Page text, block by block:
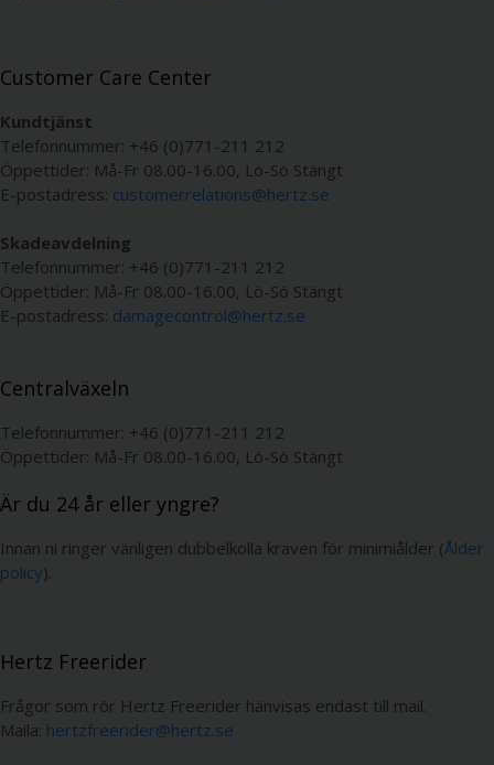
Customer Care Center
Kundtjänst
Telefonnummer: +46 (0)771-211 212
Öppettider: Må-Fr 08.00-16.00, Lö-Sö Stängt
E-postadress: customerrelations@hertz.se
Skadeavdelning
Telefonnummer: +46 (0)771-211 212
Öppettider: Må-Fr 08.00-16.00, Lö-Sö Stängt
E-postadress: damagecontrol@hertz.se
Centralväxeln
Telefonnummer: +46 (0)771-211 212
Öppettider: Må-Fr 08.00-16.00, Lö-Sö Stängt
Är du 24 år eller yngre?
Innan ni ringer vänligen dubbelkolla kraven för minimiålder (Ålder
policy).
Hertz Freerider
Frågor som rör Hertz Freerider hänvisas endast till mail.
Maila: hertzfreerider@hertz.se